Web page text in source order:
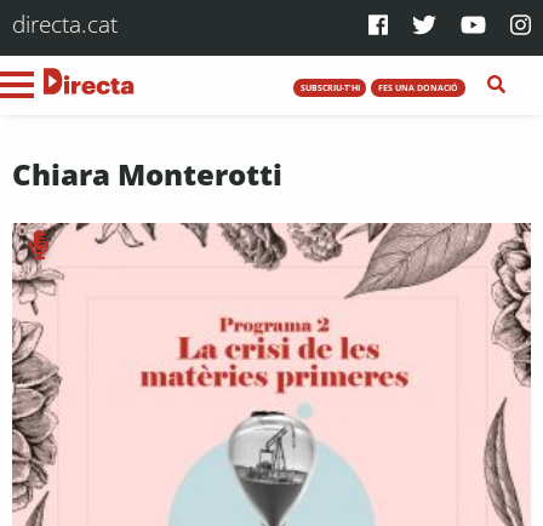
directa.cat
SUBSCRIU-T'HI FES UNA DONACIÓ
Chiara Monterotti